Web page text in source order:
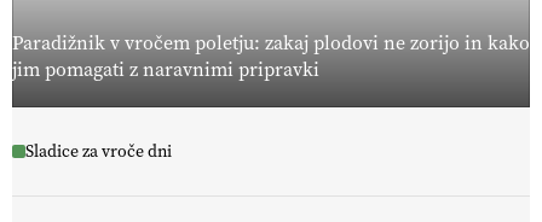
Paradižnik v vročem poletju: zakaj plodovi ne zorijo in kako
jim pomagati z naravnimi pripravki
Sladice za vroče dni